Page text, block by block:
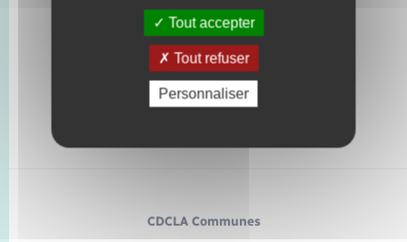
CDCLA Communes
Tout accepter
Tout refuser
Personnaliser